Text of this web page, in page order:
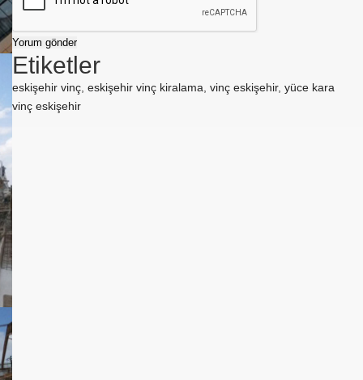
Etiketler
eskişehir vinç eskişehir vinç kiralama vinç eskişehir, yüce kara
vinç eskişehir